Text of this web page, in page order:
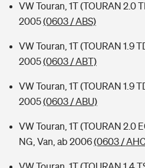
VW Touran, 1T (TOURAN 2.0
2005(0603 / ABS)
VW Touran, 1T (TOURAN 1.9
2005(0603 / ABT)
VW Touran, 1T (TOURAN 1.9
2005(0603 / ABU)
VW Touran, 1T (TOURAN 2.0
NG, Van, ab 2006(0603 /